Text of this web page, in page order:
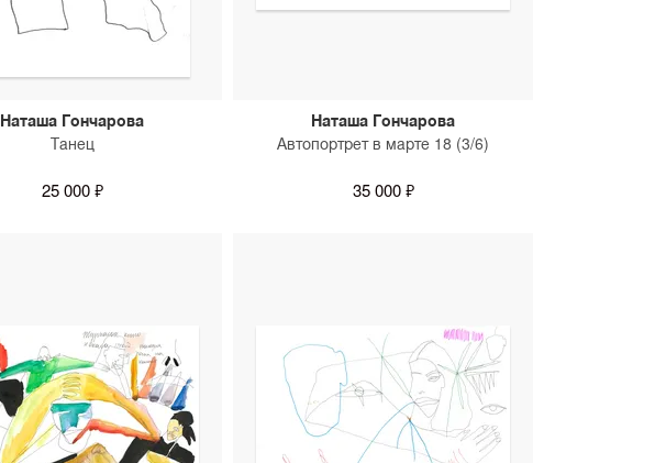
Наташа Гончарова
Танец
25 000 ₽
Наташа Гончарова
Автопортрет в марте 18 (3/6)
35 000 ₽